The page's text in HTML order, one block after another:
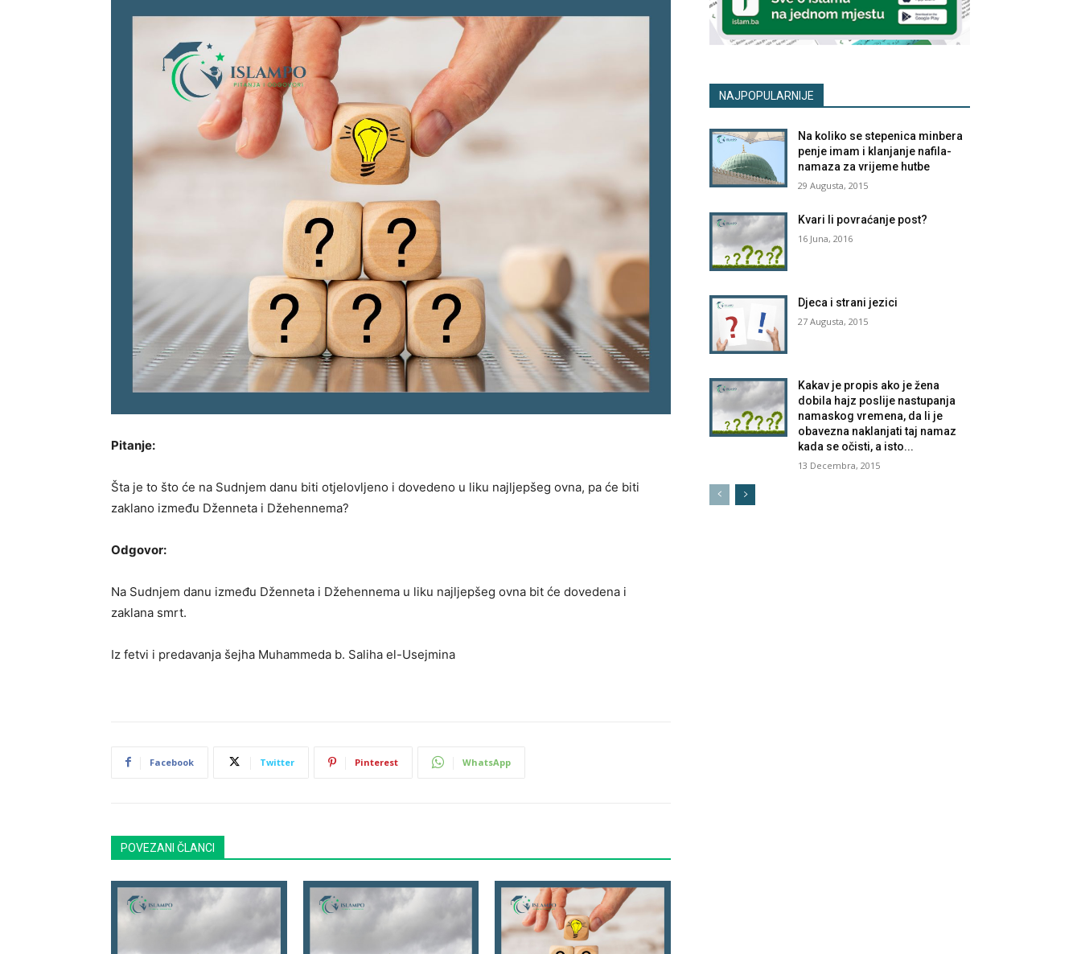
Pitanje:
Šta je to što će na Sudnjem danu biti otjelovljeno i dovedeno u liku najljepšeg ovna, pa će biti
zaklano između Dženneta i Džehennema?
Odgovor:
Na Sudnjem danu između Dženneta i Džehennema u liku najljepšeg ovna bit će dovedena i
zaklana smrt.
Iz fetvi i predavanja šejha Muhammeda b. Saliha el-Usejmina
Facebook Twitter Pinterest WhatsApp
POVEZANI ČLANCI
NAJPOPULARNIJE
Na koliko se stepenica minbera
penje imam i klanjanje nafila-
namaza za vrijeme hutbe
29 Augusta, 2015
Kvari li povraćanje post?
16 Juna, 2016
Djeca i strani jezici
27 Augusta, 2015
Kakav je propis ako je žena
dobila hajz poslije nastupanja
namaskog vremena, da li je
obavezna naklanjati taj namaz
kada se očisti, a isto...
13 Decembra, 2015